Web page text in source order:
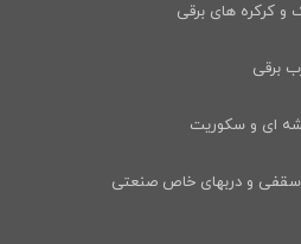
و کرکره های برقی
برقی
ای و سکوریت
سقفی و دربهای خاص صنعتی